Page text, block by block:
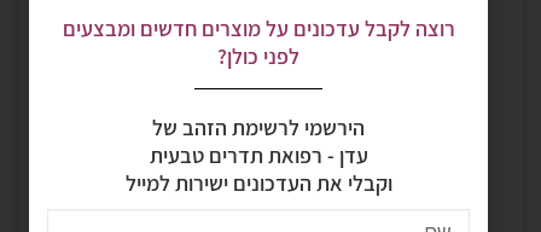
קמומיל גרמני
קמומיל רומאי
קמומיל שמן
שמן אתרי קמומיל
שמנים אתריים
רוצה לקבל עדכונים על מוצרים חדשים ומבצעים
לפני כולן?
הירשמי לרשימת הזהב של
עדן - רפואת תדרים טבעית
וקבלי את העדכונים ישירות למייל